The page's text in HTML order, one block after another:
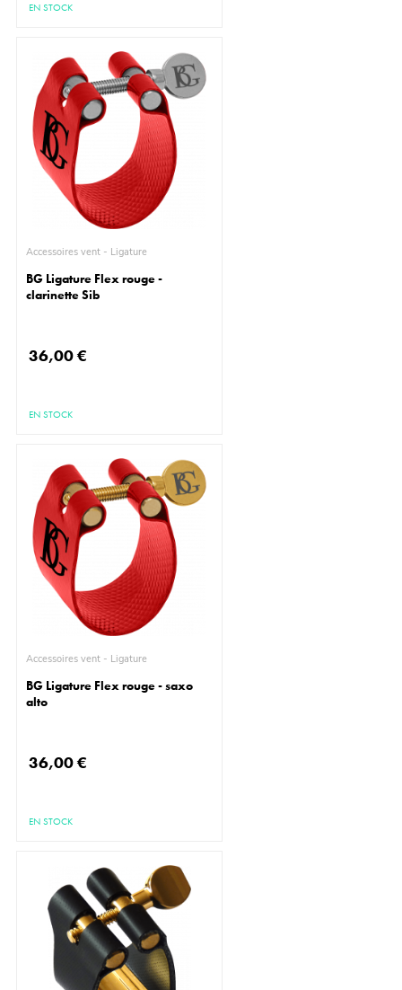
EN STOCK
Accessoires vent - Ligature
BG Ligature Flex rouge -
clarinette Sib
36,00 €
EN STOCK
Accessoires vent - Ligature
BG Ligature Flex rouge - saxo
alto
36,00 €
EN STOCK